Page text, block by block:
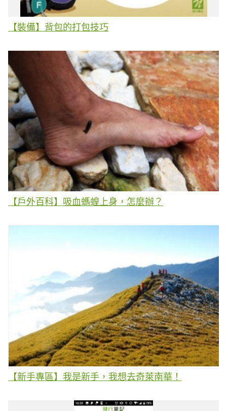
【裝備】背包的打包技巧
【戶外百科】吸血螞蝗上身，怎麼辦？
【新手專區】我是新手，我想去奇萊南華！